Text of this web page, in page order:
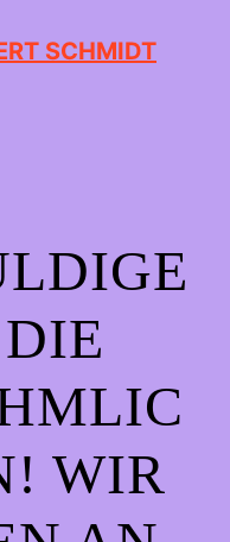
SCHMIDT
WIR